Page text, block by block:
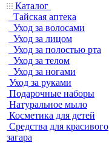
Каталог
Тайская аптека
Уход за волосами
Уход за лицом
Уход за полостью рта
Уход за телом
Уход за ногами
Уход за руками
Подарочные наборы
Натуральное мыло
Косметика для детей
Средства для красивого
загара